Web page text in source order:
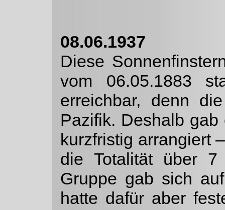
08.06.1937
Diese
vom 06.05.1883
erreichbar, denn
Pazifik. Deshalb
kurzfristig ar­rangiert
die Totalität über 7
Gruppe gab sich
hatte dafür aber